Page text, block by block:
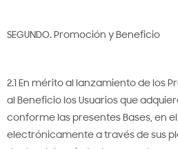
SEGUNDO. Promoción y Beneficio
2.1 En mérito al lanzamiento de los
al Beneficio los Usuarios que
conforme las presentes Bases, en
electrónicamente a través de sus